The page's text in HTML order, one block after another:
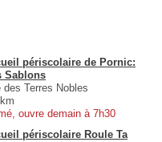
périscolaire de Pornic:
Sablons
des Terres Nobles
ouvre demain à 7h30
périscolaire Roule Ta